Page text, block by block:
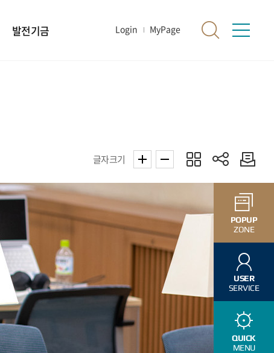
발전기금 Login MyPage
POPUP
ZONE
USER
SERVICE
QUICK
MENU
글자크기